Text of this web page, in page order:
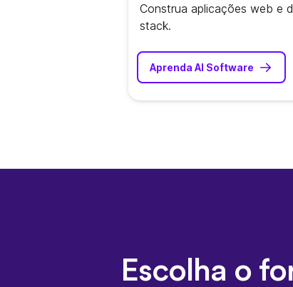
Construa aplicações web e
stack.
Aprenda AI Software
Escolha o